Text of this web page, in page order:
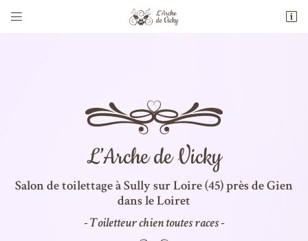
 
30 Rue du Faubourg St François
En cochant cette case, vous consentez à recevoir nos propositions commerciales à l'adresse email
09 50 54 19 36
Toilettage pour chien
à Sully-sur-Loire (45) près
de Gien dans le Loiret
Laissez-nous chouchouter
votre fidèle compagnon